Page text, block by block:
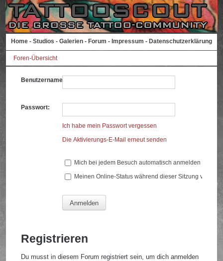
Home - Studios - Galerien - Forum - Impressum - Datenschutzerklärung
Foren-Übersicht
Benutzername:
Passwort:
Ich habe mein Passwort vergessen
Die Aktivierungs-E-Mail erneut senden
Mich bei jedem Besuch automatisch anmelden
Meinen Online-Status während dieser Sitzung
Registrieren
Du musst in diesem Forum registriert sein, um dich anmelden